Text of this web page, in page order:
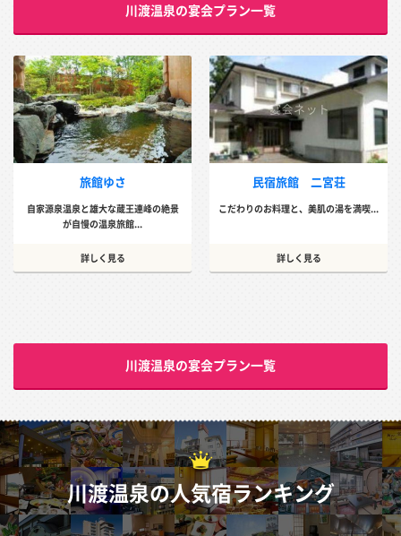
川渡温泉の宴会プラン一覧
旅館ゆさ
自家源泉温泉と雄大な蔵王連峰の絶景
が自慢の温泉旅館...
詳しく見る
民宿旅館 二宮荘
こだわりのお料理と、美肌の湯を満喫...
詳しく見る
川渡温泉の宴会プラン一覧
川渡温泉の人気宿ランキング